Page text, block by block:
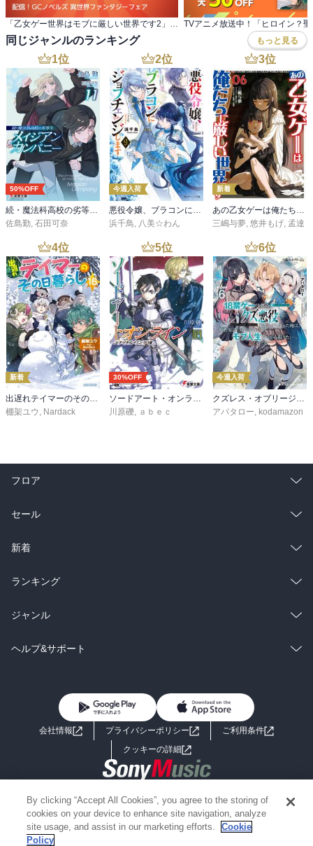
同じジャンルのランキング もっと見る
1位
50%OFF
続・魔法科高校の劣等生 メイジアン・カンパニー(11)
佐島勤, 石田可奈
2位
今週入荷
悪役令嬢、ブラコンにジョブチェンジします９【電子特典付き】
浜千鳥, 八美☆わん
3位
新着
あの乙女ゲーは俺たちに厳しい世界です 6
三嶋与夢, 悠井もげ, 孟達
4位
新着
出遅れテイマーのその日暮らし 16
棚架ユウ, Nardack
5位
30%OFF
ソードアート・オンライン29 ユナイタル・リングVIII
川原礫, ａｂｅｃ
6位
今週入荷
クズレス・オブリージュ６ 18禁ゲー世界のクズ悪役に転生してしまった俺は、原作知識の力でどうしてもモブ人生をつかみ取りたい【電子特別版】
アバタロー, kodamazon
フロア
総合
ラノベ
雑誌・グラビア
BL・TL
セール
総合
ラノベ
雑誌・グラビア
BL・TL
新着
総合
ラノベ
雑誌・グラビア
ランキング
総合
ラノベ
ジャンル
コミック
ライトノベル 男子向けラノベ
小説
海外小説
ミステリー SF
歴史・時代小説
ヘルプ&サポート
よくあるご質問 お問い合わせ
会社情報 プライバシーポリシー
ご利用条件
クッキーの詳細
Copyright 2017 - 2026 Sony Music Entertainment(Japan) Inc.
Information on the site is for the Japan domestic market only
powered by
By clicking “Accept All Cookies”, you agree to the storing of
cookies on your device to enhance site navigation, analyze
site usage, and assist in our marketing efforts.
Cookie
Policy